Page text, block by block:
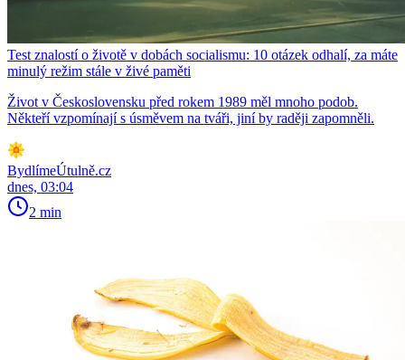
Test znalostí o životě v dobách socialismu: 10 otázek odhalí, za máte
minulý režim stále v živé paměti
Život v Československu před rokem 1989 měl mnoho podob.
Někteří vzpomínají s úsměvem na tváři, jiní by raději zapomněli.
BydlímeÚtulně.cz
dnes, 03:04
2 min